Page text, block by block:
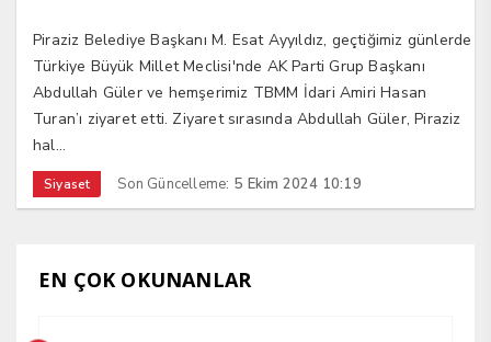
Piraziz Belediye Başkanı M. Esat Ayyıldız, geçtiğimiz günlerde
Türkiye Büyük Millet Meclisi'nde AK Parti Grup Başkanı
Abdullah Güler ve hemşerimiz TBMM İdari Amiri Hasan
Turan’ı ziyaret etti. Ziyaret sırasında Abdullah Güler, Piraziz
hal...
Siyaset Son Güncelleme: 5 Ekim 2024 10:19
EN ÇOK OKUNANLAR